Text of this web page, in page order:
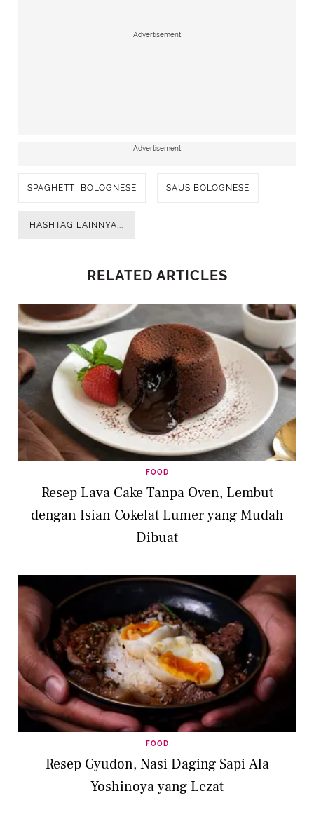
Advertisement
Advertisement
SPAGHETTI BOLOGNESE SAUS BOLOGNESE
HASHTAG LAINNYA...
RELATED ARTICLES
FOOD
Resep Lava Cake Tanpa Oven, Lembut
dengan Isian Cokelat Lumer yang Mudah
Dibuat
FOOD
Resep Gyudon, Nasi Daging Sapi Ala
Yoshinoya yang Lezat